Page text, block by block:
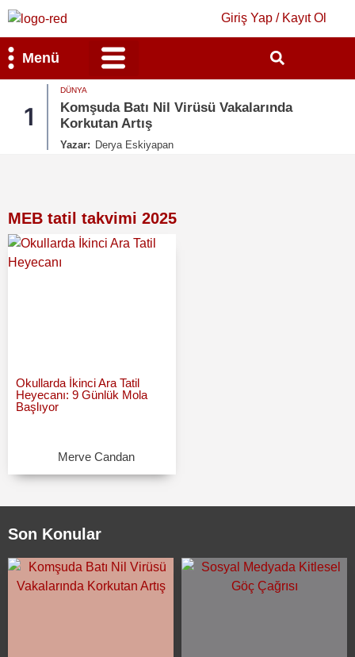
Giriş Yap / Kayıt Ol
Menü
1
DÜNYA
Komşuda Batı Nil Virüsü Vakalarında
Korkutan Artış
Yazar: Derya Eskiyapan
MEB tatil takvimi 2025
Okullarda İkinci Ara Tatil
Heyecanı: 9 Günlük Mola
Başlıyor
Merve Candan
Son Konular